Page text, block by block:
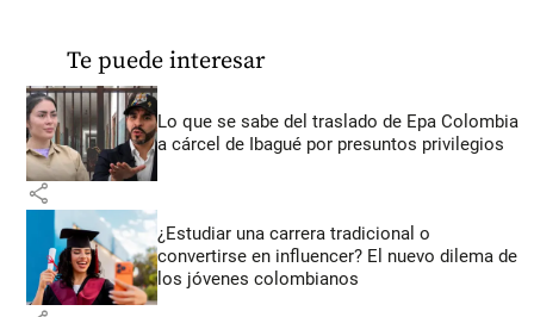
Te puede interesar
Lo que se sabe del traslado de Epa Colombia
a cárcel de Ibagué por presuntos privilegios
share
¿Estudiar una carrera tradicional o
convertirse en influencer? El nuevo dilema de
los jóvenes colombianos